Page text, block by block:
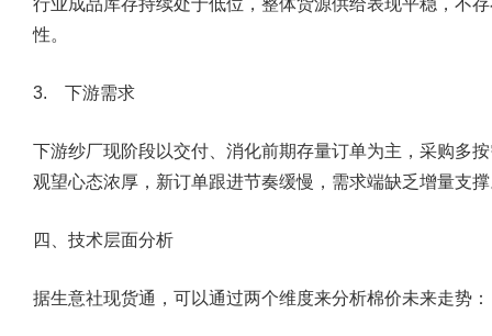
行业成品库存持续处于低位，整体货源供给表现平稳，不
性。
3. 下游需求
下游纱厂现阶段以交付、消化前期存量订单为主，采购多
观望心态浓厚，新订单跟进节奏缓慢，需求端缺乏增量支
四、技术层面分析
据生意社现货通，可以通过两个维度来分析棉价未来走势：